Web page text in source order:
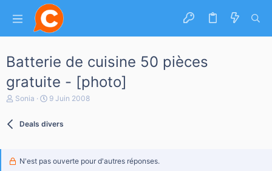
Batterie de cuisine 50 pièces
gratuite - [photo]
A
e
Sonia
D
e
é
9 Juin 2008
Deals divers
N'est pas ouverte pour d'autres réponses.